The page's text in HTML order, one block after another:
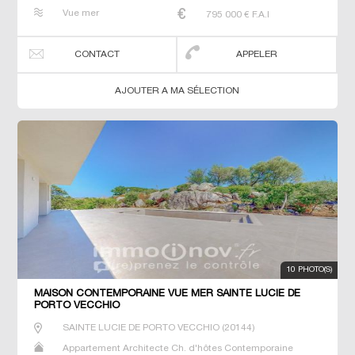
Prestige Propriété T4 T6 T7 Villa
Vue mer 795 000 € F.A.I
CONTACT APPELER
AJOUTER A MA SÉLECTION
10 PHOTO(S)
MAISON CONTEMPORAINE VUE MER SAINTE LUCIE DE
PORTO VECCHIO
SAINTE LUCIE DE PORTO VECCHIO(20144)
Appartement Architecte Ch. d'hôtes Contemporaine